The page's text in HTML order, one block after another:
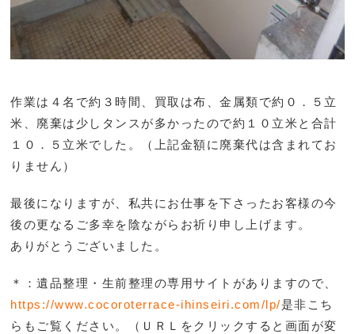
作業は４名で約３時間、買取は布、金属類で約０．５立
米、廃棄は少しタンスが多かったので約１０立米と合計
１０．５立米でした。（上記金額に廃棄代は含まれてお
りません）
最後になりますが、私共にお仕事を下さったお客様の今
後の更なるご多幸を陰ながらお祈り申し上げます。
ありがとうございました。
＊：遺品整理・生前整理の専用サイトがありますので、
https://www.cocoroterrace-ihinseiri.com/lp/是非こち
らもご覧ください。（ＵＲＬをクリックすると画面が変